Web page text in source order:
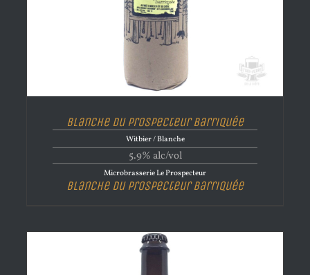
Blanche Du Prospecteur Barriquée
Witbier / Blanche
5.9% alc/vol
Microbrasserie Le Prospecteur
Blanche Du Prospecteur Barriquée